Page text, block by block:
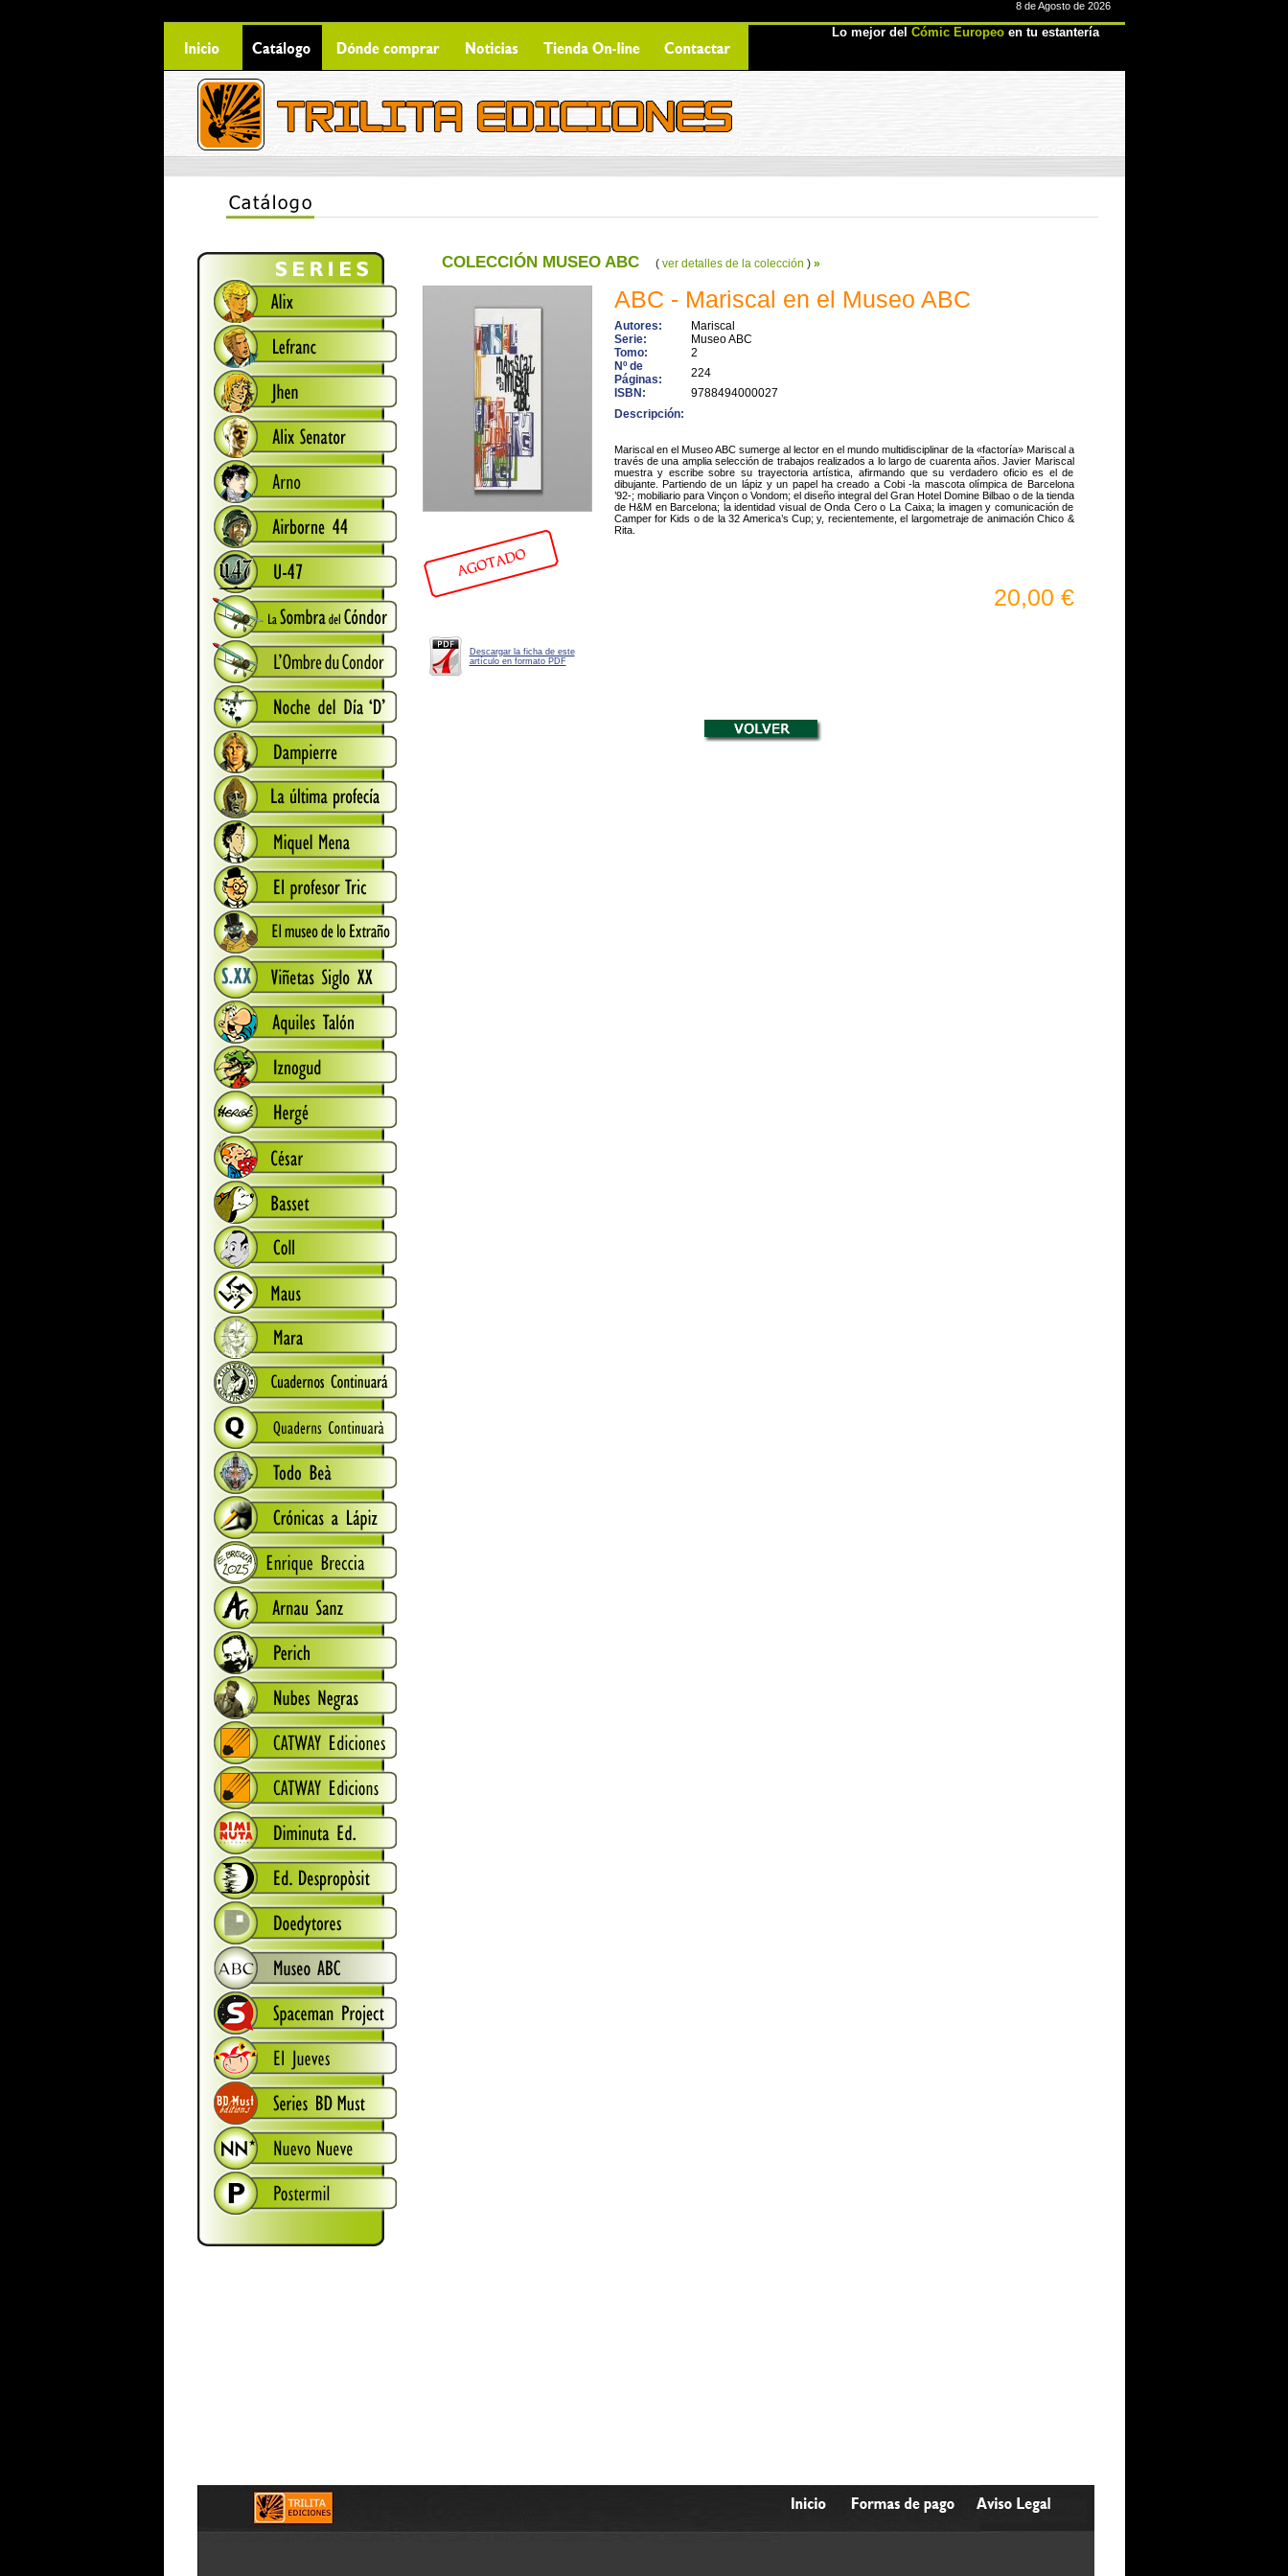
8 de Agosto de 2026
Lo mejor del Cómic Europeoen tu estantería
COLECCIÓN MUSEO ABC ( ver detalles de la colección ) »
Descargar la ficha de este
artículo en formato PDF
ABC - Mariscal en el Museo ABC
Autores:
Mariscal
Serie:
Museo ABC
Tomo:
2
Nº de
Páginas:
224
ISBN:
9788494000027
Descripción:
Mariscal en el Museo ABC sumerge al lector en el mundo multidisciplinar de la «factoría» Mariscal a
través de una amplia selección de trabajos realizados a lo largo de cuarenta años. Javier Mariscal
muestra y escribe sobre su trayectoria artística, afirmando que su verdadero oficio es el de
dibujante. Partiendo de un lápiz y un papel ha creado a Cobi -la mascota olímpica de Barcelona
’92-; mobiliario para Vinçon o Vondom; el diseño integral del Gran Hotel Domine Bilbao o de la tienda
de H&M en Barcelona; la identidad visual de Onda Cero o La Caixa; la imagen y comunicación de
Camper for Kids o de la 32 America’s Cup; y, recientemente, el largometraje de animación Chico &
Rita.
20,00 €